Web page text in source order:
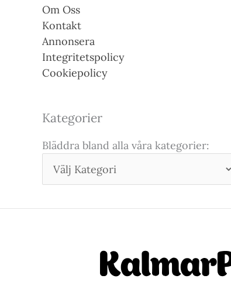
Om Oss
Kontakt
Annonsera
Integritetspolicy
Cookiepolicy
Kategorier
Bläddra bland alla våra kategorier: